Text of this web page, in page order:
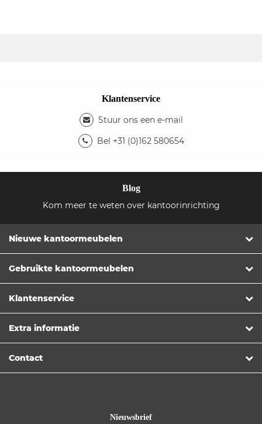
Klantenservice
Stuur ons een e-mail
Bel +31 (0)162 580654
Blog
Kom meer te weten over kantoorinrichting
Nieuwe kantoormeubelen
Gebruikte kantoormeubelen
Klantenservice
Extra informatie
Contact
Nieuwsbrief